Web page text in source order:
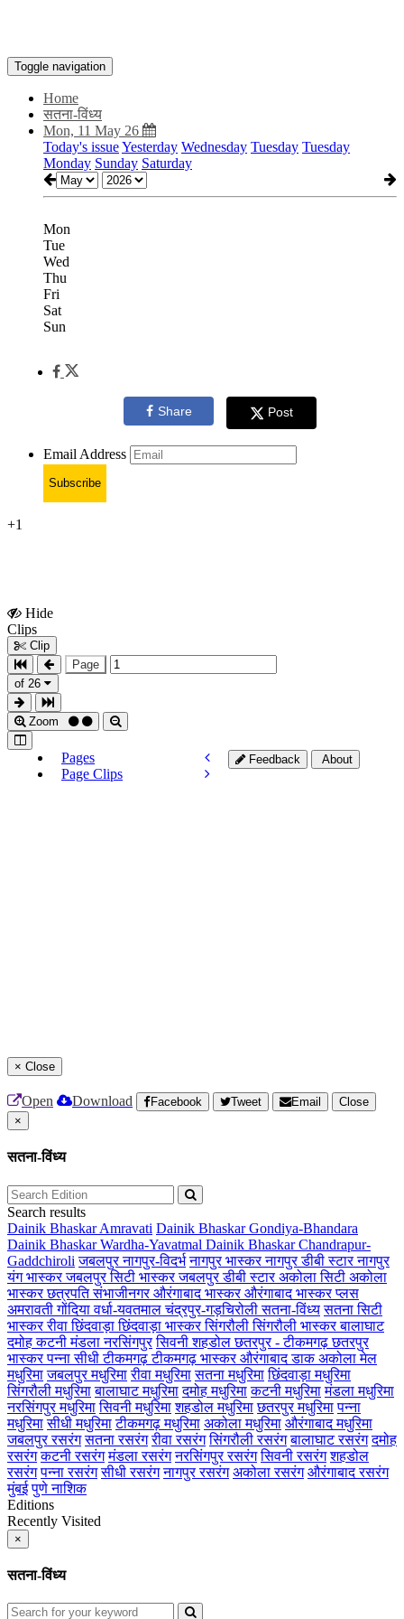
Toggle navigation
Home
सतना-विंध्य
Mon, 11 May 26
Today's issueYesterday Wednesday Tuesday Tuesday
Monday Sunday Saturday
Mon
Tue
Wed
Thu
Fri
Sat
Sun
Share Post
Email Address
Subscribe
+1
Hide
Clips
Clip
Page
of 26
Zoom
Pages
Page Clips
Feedback About
× Close
Open Download Facebook Tweet Email
Close
×
सतना-विंध्य
Search results
Dainik Bhaskar Amravati Dainik Bhaskar Gondiya-Bhandara
Dainik Bhaskar Wardha-Yavatmal Dainik Bhaskar Chandrapur-
Gaddchiroli जबलपुरनागपुर-विदर्भ नागपुर भास्करनागपुर डीबी स्टारनागपुर
यंग भास्करजबलपुर सिटी भास्करजबलपुर डीबी स्टारअकोला सिटी अकोला
भास्करछत्रपति संभाजीनगरऔरंगाबाद भास्करऔरंगाबाद भास्कर प्लस
अमरावतीगोंदियावर्धा-यवतमालचंद्रपुर-गड़चिरोलीसतना-विंध्य सतना सिटी
भास्कररीवाछिंदवाड़ाछिंदवाड़ा भास्करसिंगरौलीसिंगरौली भास्करबालाघाट
दमोहकटनीमंडलानरसिंगपुर सिवनीशहडोलछतरपुर - टीकमगढ़छतरपुर
भास्करपन्नासीधीटीकमगढ़टीकमगढ़ भास्करऔरंगाबाद डाकअकोला मेल
मधुरिमा जबलपुर मधुरिमा रीवा मधुरिमा सतना मधुरिमा छिंदवाड़ा मधुरिमा
सिंगरौली मधुरिमा बालाघाट मधुरिमा दमोह मधुरिमा कटनी मधुरिमा मंडला मधुरिमा
नरसिंगपुर मधुरिमा सिवनी मधुरिमा शहडोल मधुरिमा छतरपुर मधुरिमा पन्ना
मधुरिमा सीधी मधुरिमा टीकमगढ़ मधुरिमा अकोला मधुरिमा औरंगाबाद मधुरिमा
जबलपुर रसरंग सतना रसरंग रीवा रसरंग सिंगरौली रसरंग बालाघाट रसरंग दमोह
रसरंग कटनी रसरंग मंडला रसरंग नरसिंगपुर रसरंग सिवनी रसरंग शहडोल
रसरंग पन्ना रसरंग सीधी रसरंग नागपुर रसरंग अकोला रसरंग औरंगाबाद रसरंग
मुंबई पुणेनाशिक
Editions
Recently Visited
×
सतना-विंध्य